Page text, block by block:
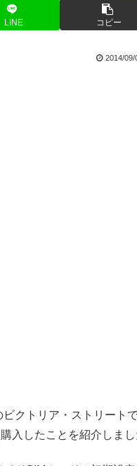
LINE コピー
2014/09/
ビクトリア・ストリート
入したことを紹介しまし